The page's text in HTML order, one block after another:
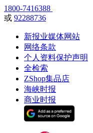
1800-7416388
或 92288736
新报业媒体网站
网络条款
个人资料保护声明
全检索
ZShop集品店
海峡时报
商业时报